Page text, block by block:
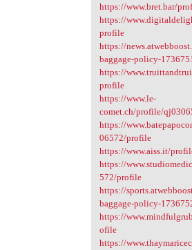
https://www.bret.bar/
https://
profile
https://
baggage-policy-
https://
profile
https://www.le-
comet.ch/profile/
https://
06572/profile
https://www.aiss.it/
https://
572/profile
https://
baggage-policy-
https://
ofile
https://